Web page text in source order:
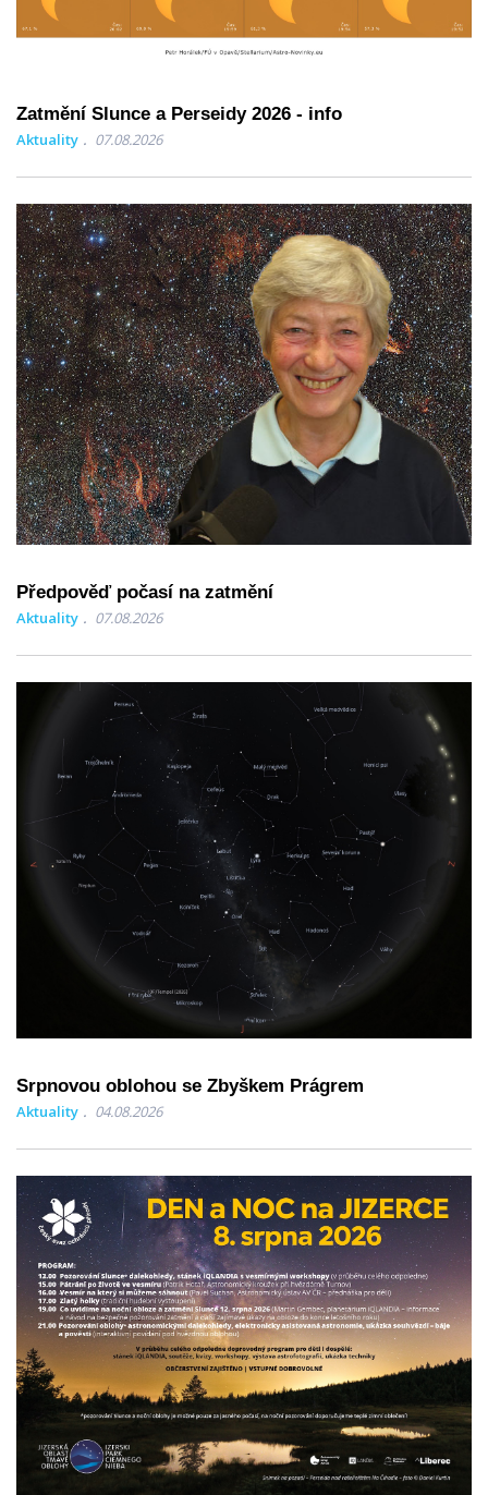
Zatmění Slunce a Perseidy 2026 - info
Aktuality 07.08.2026
Předpověď počasí na zatmění
Aktuality 07.08.2026
Srpnovou oblohou se Zbyškem Prágrem
Aktuality 04.08.2026